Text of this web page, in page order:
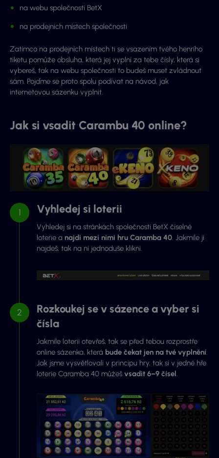
na webu společnosti BetX
na prodejních místech společnosti
Zatímco na prodejních místech ti se vsazením tvého henrího
tiketu pomůže obsluha, která jej vyplní za tebe čísly, která si
vybereš, tak na webu společnosti to budeš muset zvládnout
sám. Pojďme se proto spolu podívat na návod, jak
internetovou sázenku vyplnit.
Jak si vsadit Carambu 40 online?
Vyhledej si loterii
Vyhledej si na stránkách společnosti BetX číselné
loterie a najdi mezi nimi hru Caramba 40. Jakmile ji
najdeš, tak na ni jednoduše klikni.
Rozkoukej se v sázence a vyber si
čísla
Jakmile loterii otevřeš, tak se před tebou rozprostře
online sázenka, která bude čekat jen na tvé vyplnění.
Jak jsme vysvětlovali v principu hry, tak si v jedné hře
loterie Caramba 40 můžeš vsadit 6–9 čísel .